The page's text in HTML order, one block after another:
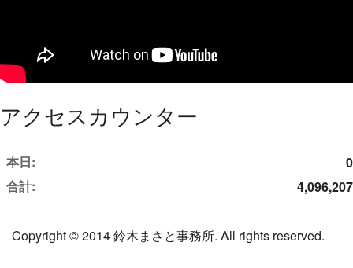
アクセスカウンター
本日:
0
合計:
4,096,207
Copyright © 2014 鈴木まさと事務所. All rights reserved.